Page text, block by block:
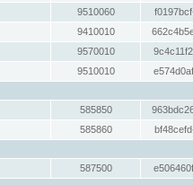
9510060
9410010
9570010
9510010
585850
585860
587500